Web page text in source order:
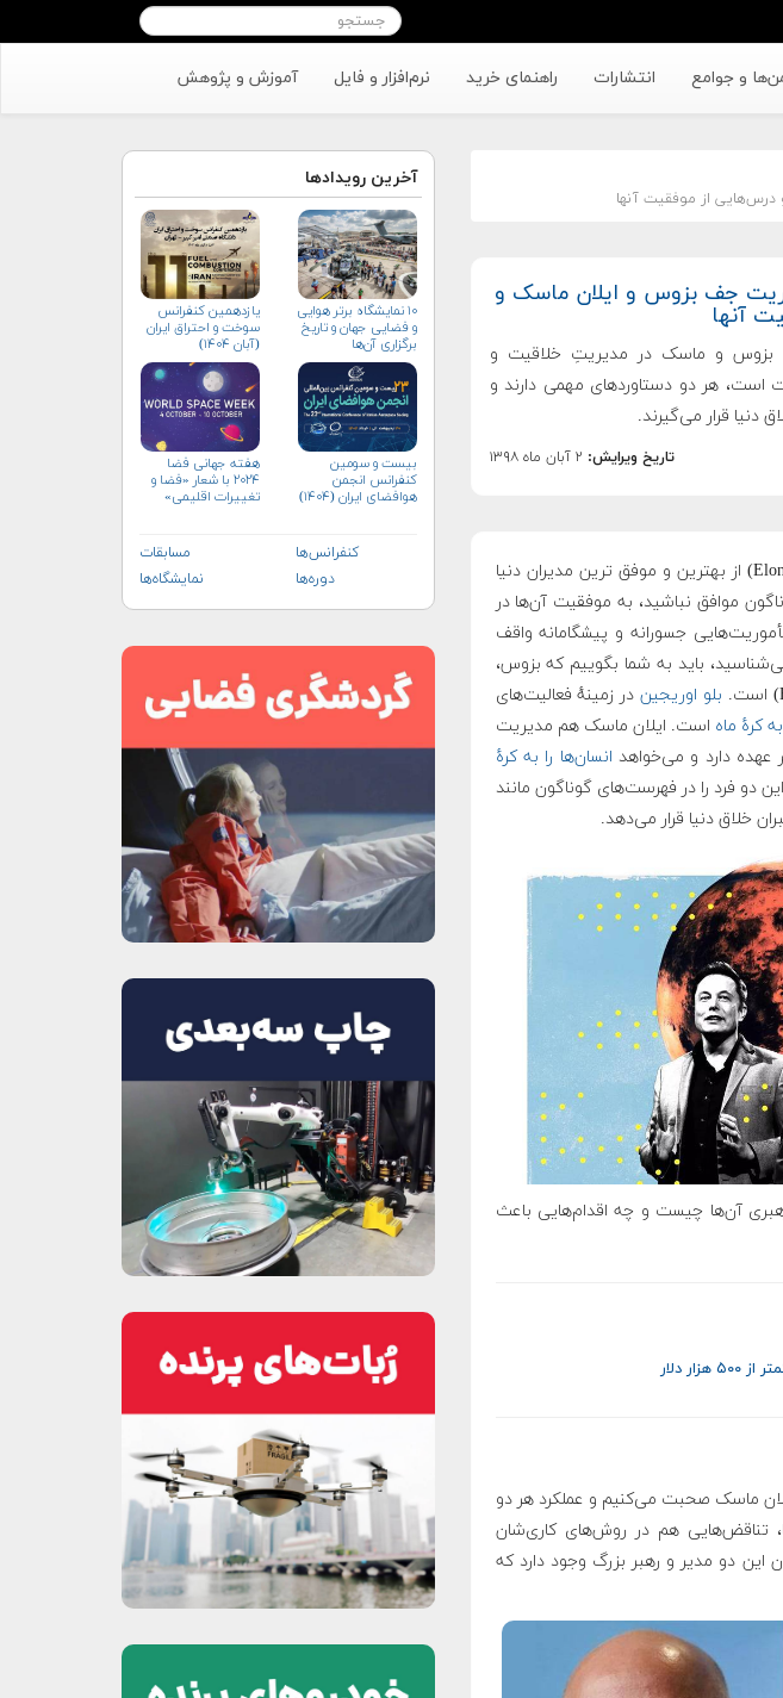
و جوامع انتشارات راهنمای خرید نرم‌افزار و فایل آموزش و پژوهش
از موفقیت آنها
جف بزوس و ایلان ماسک و
آنها
بزوس و ماسک در مدیریتِ خلاقیت و
است، هر دو دستاوردهای مهمی دارند و
دنیا قرار می‌گیرند.
تاریخ ویرایش: ۲ آبان ماه ۱۳۹۸
جف بزوس (Jeff Bezos) و ایلان ماسک (Elon Musk) از بهترین و موفق ترین مدیران دنیا
موافق نباشید، به موفقیت آن‌ها در
جسورانه و پیشگامانه واقف
باید به شما بگوییم که بزوس،
بلو اوریجیندر زمینهٔ فعالیت‌های
کرهٔ ماه است. ایلان ماسک هم مدیریت
انسان‌ها را به کرهٔ
دو فرد را در فهرست‌های گوناگون مانند
آن‌ها چیست و چه اقدام‌هایی باعث
دلار
ماسک صحبت می‌کنیم و عملکرد هر دو
تناقض‌هایی هم در روش‌های کاری‌شان
این دو مدیر و رهبر بزرگ وجود دارد که
آخرین رویدادها
۱۰ نمایشگاه برتر هوایی
و فضایی جهان و تاریخ
برگزاری آن‌ها
یازدهمین کنفرانس
سوخت و احتراق ایران
(آبان‌ ۱۴۰۴)
بیست و سومین
کنفرانس انجمن
هوافضای ايران (۱۴۰۴)
هفته جهانی فضا
۲۰۲۴ با شعار «فضا و
تغییرات اقلیمی»
کنفرانس‌ها
مسابقات
دوره‌ها
نمایشگاه‌ها